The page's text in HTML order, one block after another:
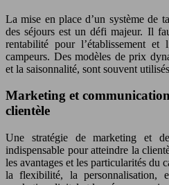
La mise en place d’un système de
des séjours est un défi majeur. Il
rentabilité pour l’établissement
campeurs. Des modèles de prix
et la saisonnalité, sont souvent
Marketing et
clientèle
Une stratégie de marketing et
indispensable pour atteindre la
les avantages et les particularités du
la flexibilité, la personnalisation,